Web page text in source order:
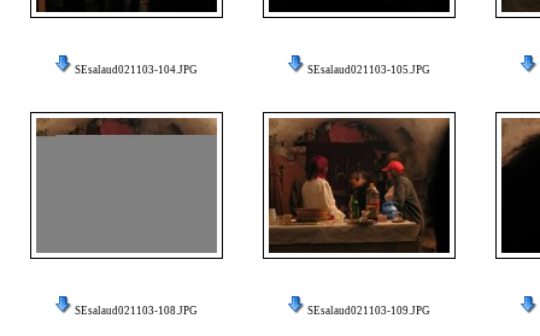
SEsalaud021103-104.JPG SEsalaud021103-105.JPG
SEsalaud021103-108.JPG SEsalaud021103-109.JPG